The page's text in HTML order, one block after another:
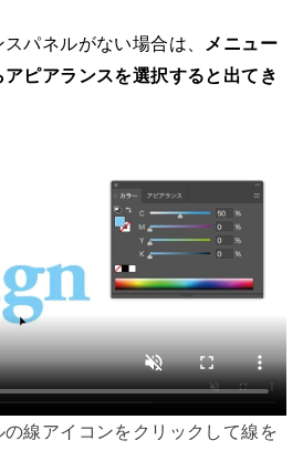
パネルがない場合は、
メニュー
ピアランスを選択すると出てき
線アイコンをクリックして線を